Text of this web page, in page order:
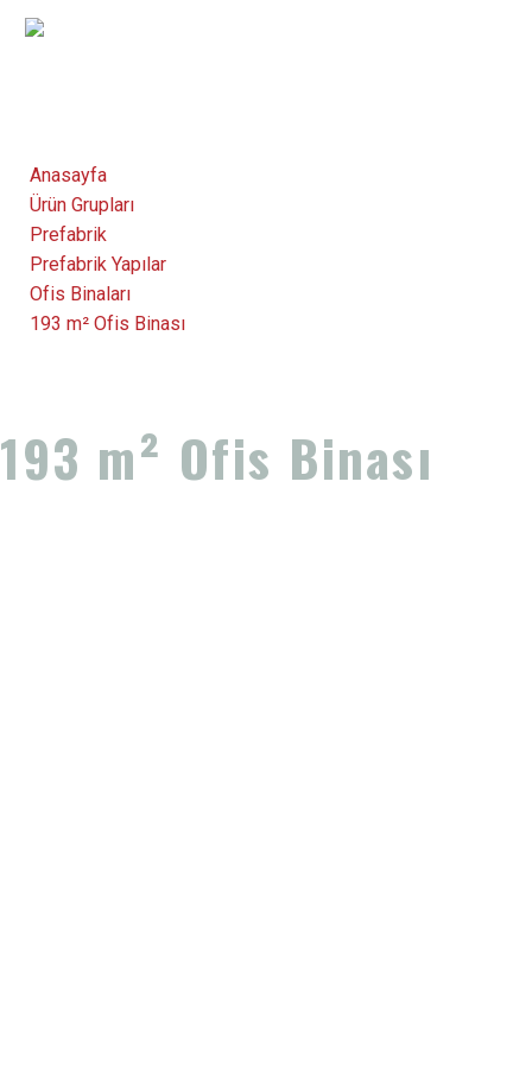
Anasayfa
Ürün Grupları
Prefabrik
Prefabrik Yapılar
Ofis Binaları
193 m² Ofis Binası
193 m² Ofis Binası